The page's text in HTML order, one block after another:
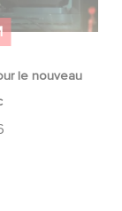
le nouveau